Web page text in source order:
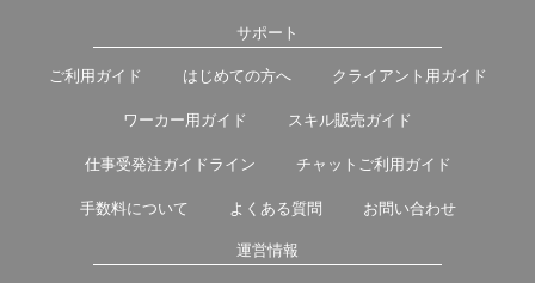
サポート
ご利用ガイド はじめての方へ クライアント用ガイド
ワーカー用ガイド スキル販売ガイド
仕事受発注ガイドライン チャットご利用ガイド
手数料について よくある質問 お問い合わせ
運営情報